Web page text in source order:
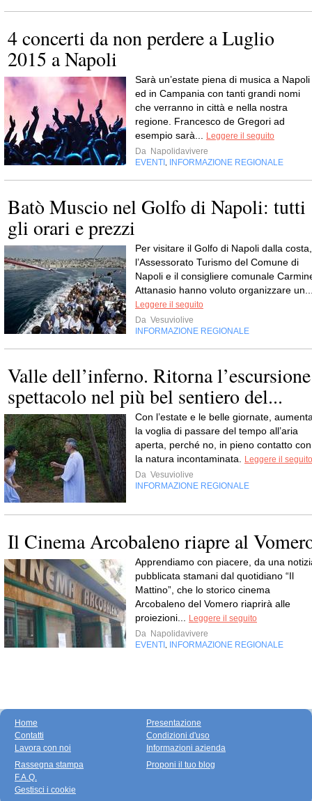
4 concerti da non perdere a Luglio
2015 a Napoli
Sarà un’estate piena di musica a Napoli
ed in Campania con tanti grandi nomi
che verranno in città e nella nostra
regione. Francesco de Gregori ad
esempio sarà... Leggere il seguito
Da Napolidavivere
EVENTI , INFORMAZIONE REGIONALE
Batò Muscio nel Golfo di Napoli: tutti
gli orari e prezzi
Per visitare il Golfo di Napoli dalla costa,
l’Assessorato Turismo del Comune di
Napoli e il consigliere comunale
Attanasio hanno voluto organizzare
Leggere il seguito
Da Vesuviolive
INFORMAZIONE REGIONALE
Valle dell’inferno. Ritorna l’escursione
spettacolo nel più bel sentiero del...
Con l’estate e le belle giornate,
la voglia di passare del tempo all’aria
aperta, perché no, in pieno contatto con
la natura incontaminata. Leggere il seguito
Da Vesuviolive
INFORMAZIONE REGIONALE
Il Cinema Arcobaleno riapre al
Apprendiamo con piacere, da una
pubblicata stamani dal quotidiano “Il
Mattino”, che lo storico cinema
Arcobaleno del Vomero riaprirà alle
proiezioni... Leggere il seguito
Da Napolidavivere
EVENTI , INFORMAZIONE REGIONALE
Home
Contatti
Lavora con noi
Presentazione
Condizioni d'uso
Informazioni azienda
Rassegna stampa
F.A.Q.
Gestisci i cookie
Proponi il tuo blog